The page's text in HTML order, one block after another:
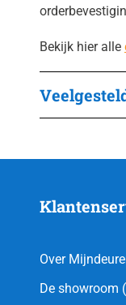
Bekijk hier alle
Over
De showroom